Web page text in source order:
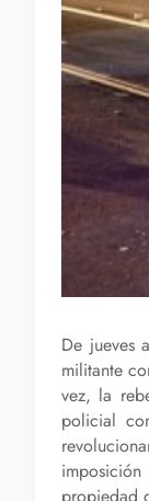
De jueves
militante
vez, la
policial